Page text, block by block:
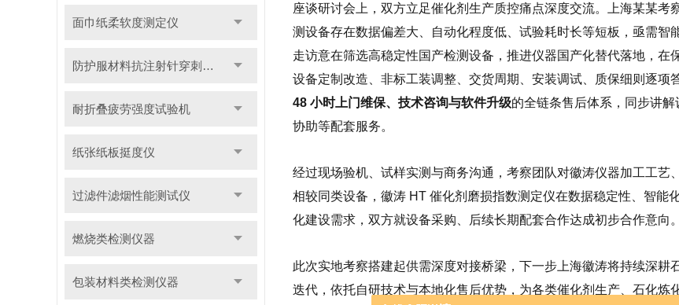
面巾纸柔软度测定仪
防护服材料抗注射针穿刺性能测试仪
耐折叠疲劳强度试验机
纸张纸板挺度仪
过滤件滤烟性能测试仪
燃烧类检测仪器
包装材料类检测仪器
座谈研讨会上，双方立足催化剂生产质控痛点深度交流。上海某某
测设备存在数据偏差大、自动化程度低、试验耗时长等短板，亟需
走访意在筛选高稳定性国产检测设备，推进仪器国产化替代落地，
设备定制改造、非标工装调整、交货周期、安装调试、质保细则逐项
48 小时上门维保、技术咨询与软件升级的全链条售后体系，同步讲
协助等配套服务。
经过现场验机、试样实测与商务沟通，考察团队对徽涛仪器加工工艺
相较同类设备，徽涛 HT 催化剂磨损指数测定仪在数据稳定性、智能
化建设需求，双方就设备采购、后续长期配套合作达成初步合作意向。
此次实地考察搭建起供需深度对接桥梁，下一步上海徽涛将持续深
迭代，依托自研技术与本地化售后优势，为各类催化剂生产、石化